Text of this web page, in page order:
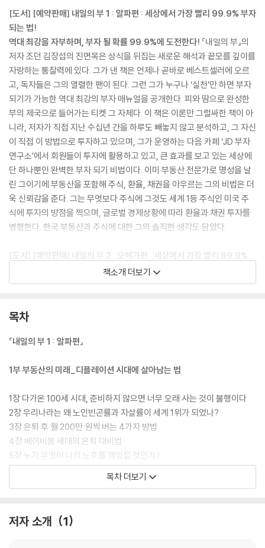
[도서] [예약판매] 내일의 부 1 : 알파편 : 세상에서 가장 빨리 99.9% 부자
되는 법!
역대 최강을 자부하며, 부자 될 확률 99.9%에 도전한다! 『내일의 부』의
저자 조던 김장섭의 진면목은 상식을 뒤집는 새로운 해석과 끝모를 깊이를
자랑하는 통찰력에 있다. 그가 낸 책은 언제나 곧바로 베스트셀러에 오르
고, 독자들은 그의 열렬한 팬이 된다. 그런 그가 누구나 ‘실천’만 하면 부자
되기가 가능한 역대 최강의 부자 매뉴얼을 공개한다. 피와 땀으로 완성한
부의 제국으로 들어가는 티켓 그 자체다. 이 책은 이론만 그럴싸한 책이 아
니라, 저자가 직접 지난 수십년 간을 하루도 빼놓지 않고 분석하고, 그 자신
이 직접 이 방법으로 투자하고 있으며, 그가 운영하는 다음 카페 ‘JD 부자
연구소’에서 회원들이 투자에 활용하고 있고, 큰 효과를 보고 있는 세상에
단 하나뿐인 완벽한 부자 되기 비법이다. 이미 부동산 전문가로 명성을 날
린 그이기에 부동산을 포함해 주식, 환율, 채권을 아우르는 그의 비법은 더
욱 신뢰감을 준다. 그는 무엇보다 주식에 그것도 세계 1등 주식인 미국 주
식에 투자의 방점을 찍으며, 글로벌 경제상황에 따라 환율과 채권 투자를
병행한다. 한국 부동산과 주식에 대한 그의 솔직한 생각도 담았다.
[도서] [예약판매] 내일의 부 2 : 오메가편 : 세상에서 가장 빨리 99.9%
역대 최강을 자부하며, 부자 될 확률 99.9%에 도전한다! 『내일의 부』의 저
자랑하는 통찰력에 있다. 그가 낸 책은 언제나 곧바로 베스트셀러에 오르
되기가 가능한 역대 최강의 부자 매뉴얼을 공개한다. 피와 땀으로 완성한
니라, 저자가 직접 지난 수십년 간을 하루도 빼놓지 않고 분석하고, 그 자신
연구소’에서 회원들이 투자에 활용하고 있고, 큰 효과를 보고 있는 세상에
단 하나뿐인 완벽한 부자 되기 비법이다. 이미 부동산 전문가로 명성을 날
린 그이기에 부동산을 포함해 주식, 환율, 채권을 아우르는 그의 비법은 더
욱 신뢰감을 준다.
책소개 더보기
목차
『내일의 부 1 : 알파편』
1부 부동산의 미래_디플레이션 시대에 살아남는 법
1장 다가온 100세 시대, 준비하지 않으면 너무 오래 사는 것이 불행이다
2장 우리나라는 왜 노인빈곤률과 자살률이 세계 1위가 되었나?
3장 은퇴 후 월 200만 원씩 버는 4가지 방법
4장 베이비붐 세대의 은퇴 대비법
5장 누가 무엇이 나의 노후를 책임질 것인가?
6장 자영업을 하면 왜 망할까?
7장 주택, 상가 재건축도 재개발 할 수 없으면 소비재다
세계화란 무엇인가?
목차 더보기
저자 소개 1